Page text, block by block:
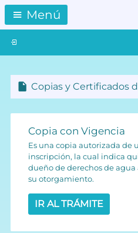
Menú
Copias y Certificados
Copia con Vigencia
Es una copia autorizada de
inscripción, la cual indica
dueño de derechos de agua
su otorgamiento.
IR AL TRÁMITE